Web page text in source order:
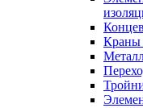
Краны